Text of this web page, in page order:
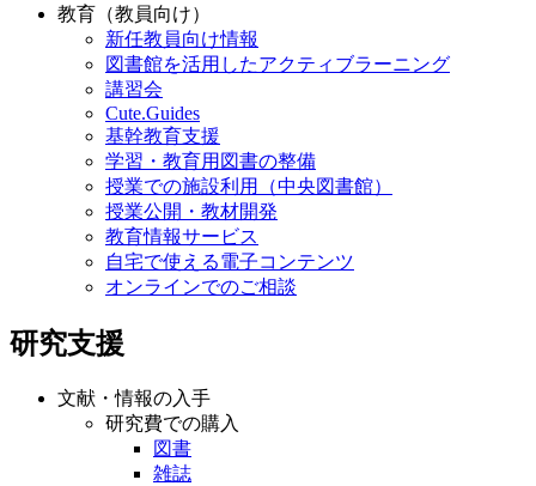
教育（教員向け）
新任教員向け情報
図書館を活用したアクティブラーニング
講習会
Cute.Guides
基幹教育支援
学習・教育用図書の整備
授業での施設利用（中央図書館）
授業公開・教材開発
教育情報サービス
自宅で使える電子コンテンツ
オンラインでのご相談
研究支援
文献・情報の入手
研究費での購入
図書
雑誌